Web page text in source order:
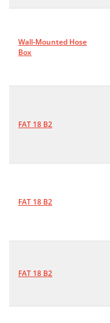
Wall-Mounted Hose
Box
FAT 18 B2
FAT 18 B2
FAT 18 B2